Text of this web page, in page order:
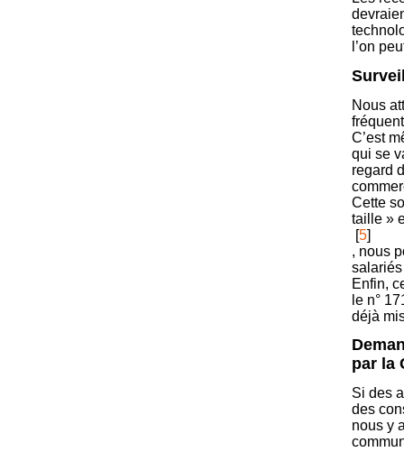
l’on
Nous
C’est
qui se
regard
Cette
taille »
[5]
, nous
Enfin,
le n°
déjà
par la
Si des
des
nous y